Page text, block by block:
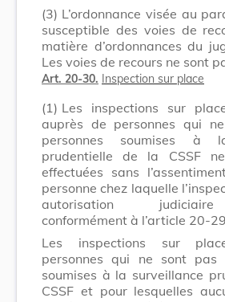
(3) L’ordonnance visée au
susceptible des voies de
matière d’ordonnances du
Les voies de recours ne sont
Art. 20-30. Inspection sur place
(1) Les inspections sur
auprès de personnes qui
personnes soumises à
prudentielle de la CSSF
effectuées sans
personne chez laquelle
autorisation
conformément à l’article 20-
Les inspections sur
personnes qui ne sont pas
soumises à la surveillance
CSSF et pour lesquelles